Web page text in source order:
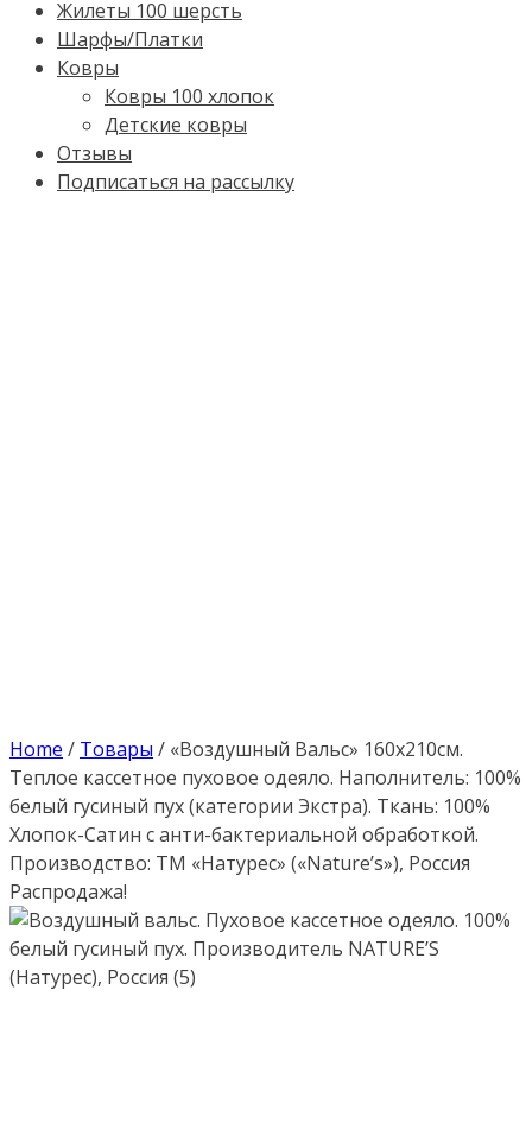
Жилеты 100 шерсть
Шарфы/Платки
Ковры
Ковры 100 хлопок
Детские ковры
Отзывы
Подписаться на рассылку
Home / Товары / «Воздушный Вальс» 160х210см.
Теплое кассетное пуховое одеяло. Наполнитель: 100%
белый гусиный пух (категории Экстра). Ткань: 100%
Хлопок-Сатин с анти-бактериальной обработкой.
Производство: ТМ «Натурес» («Nature’s»), Россия
Распродажа!